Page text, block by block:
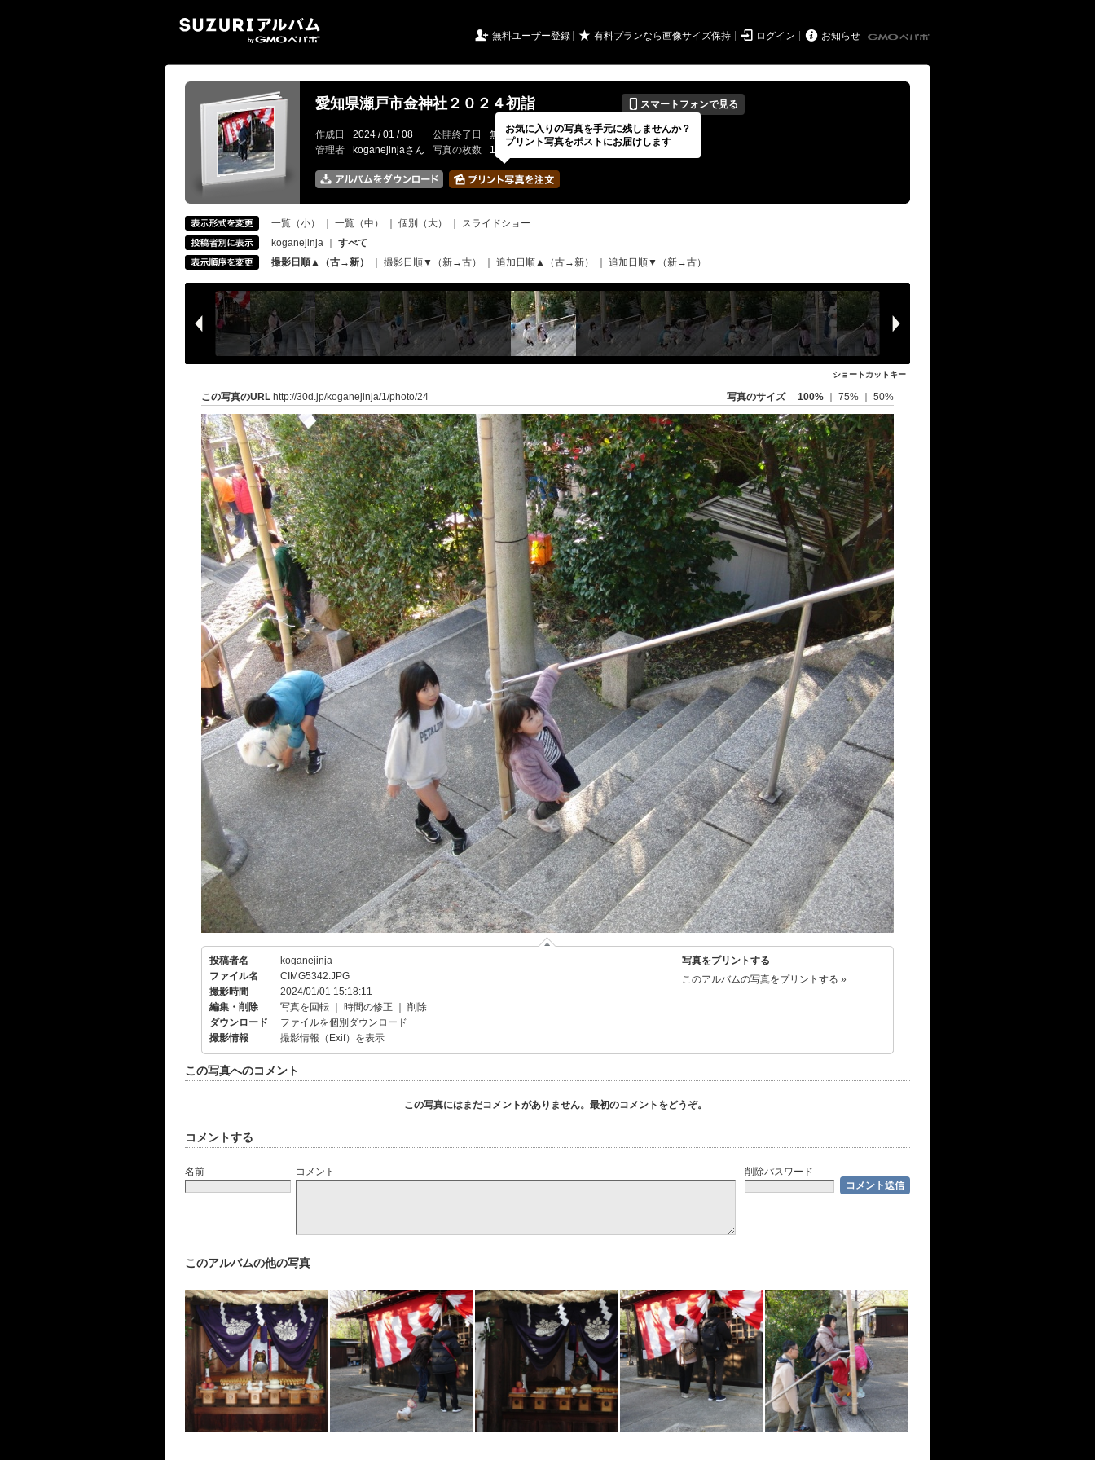
 無料ユーザー登録 ★ 有料プランなら画像サイズ保持  ログイン  お知らせ
愛知県瀬戸市金神社２０２４初詣 📱 スマートフォンで見る
作成日 2024 / 01 / 08 公開終了日 無期限 イベントの期間
---
管理者
koganejinjaさん 写真の枚数 150 / 2000枚
一覧（小） 一覧（中） 個別（大）
スライドショー
koganejinja
すべて
撮影日順▲（古→新）
撮影日順▼（新→古） 追加日順▲（古→新） 追加日順▼（新→古）
ショートカットキー
この写真のURL http://30d.jp/koganejinja/1/photo/24 写真のサイズ 100% 75% 50%
投稿者名
koganejinja
ファイル名
CIMG5342.JPG
撮影時間
2024/01/01 15:18:11
編集・削除
写真を回転 時間の修正
削除
ダウンロード
ファイルを個別ダウンロード
撮影情報
撮影情報（Exif）を表示
写真をプリントする
このアルバムの写真をプリントする »
この写真へのコメント
この写真にはまだコメントがありません。最初のコメントをどうぞ。
コメントする
名前 コメント 削除パスワード
このアルバムの他の写真
お気に入りの写真を手元に残しませんか？
プリント写真をポストにお届けします